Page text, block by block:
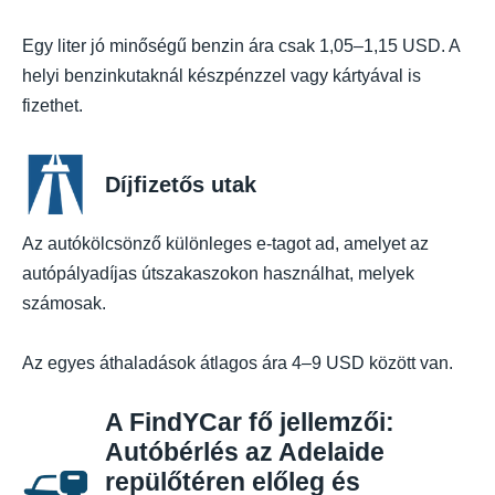
Egy liter jó minőségű benzin ára csak 1,05–1,15 USD. A
helyi benzinkutaknál készpénzzel vagy kártyával is
fizethet.
Díjfizetős utak
Az autókölcsönző különleges e-tagot ad, amelyet az
autópályadíjas útszakaszokon használhat, melyek
számosak.
Az egyes áthaladások átlagos ára 4–9 USD között van.
A FindYCar fő jellemzői:
Autóbérlés az Adelaide
repülőtéren előleg és